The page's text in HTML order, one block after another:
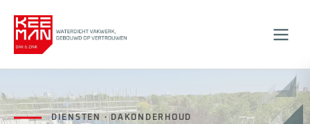
DIENSTEN · DAKONDERHOUD